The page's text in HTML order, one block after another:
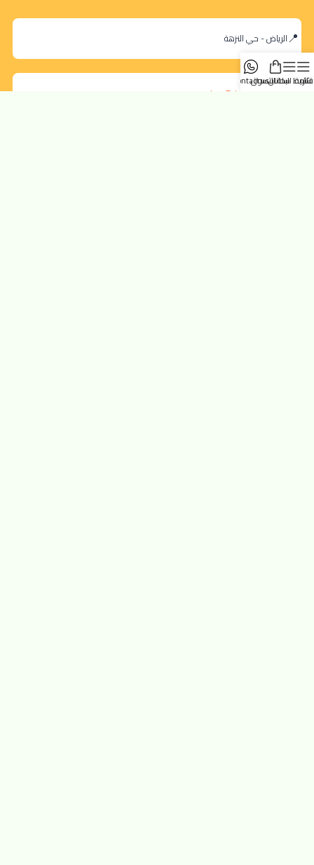
الرياض - حي النزهة
orders@dokansa.local
قائمة
شريط البحانان
سلة التسوق
contact us